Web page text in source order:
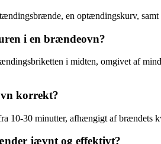
en optændingskurv,
i en brændeovn?
i midten, omgivet af
korrekt?
10-30 minutter, afhængigt af brændets
jævnt og effektivt?